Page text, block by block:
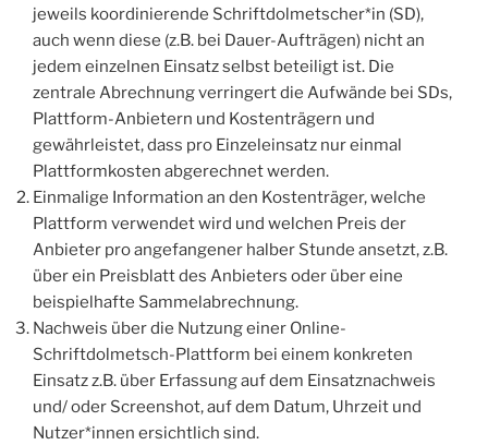
jeweils koordinierende Schriftdolmetscher*in (SD),
auch wenn diese (z.B. bei Dauer-Aufträgen) nicht an
jedem einzelnen Einsatz selbst beteiligt ist. Die
zentrale Abrechnung verringert die Aufwände bei SDs,
Plattform-Anbietern und Kostenträgern und
gewährleistet, dass pro Einzeleinsatz nur einmal
Plattformkosten abgerechnet werden.
Einmalige Information an den Kostenträger, welche
Plattform verwendet wird und welchen Preis der
Anbieter pro angefangener halber Stunde ansetzt, z.B.
über ein Preisblatt des Anbieters oder über eine
beispielhafte Sammelabrechnung.
Nachweis über die Nutzung einer Online-
Schriftdolmetsch-Plattform bei einem konkreten
Einsatz z.B. über Erfassung auf dem Einsatznachweis
und/ oder Screenshot, auf dem Datum, Uhrzeit und
Nutzer*innen ersichtlich sind.